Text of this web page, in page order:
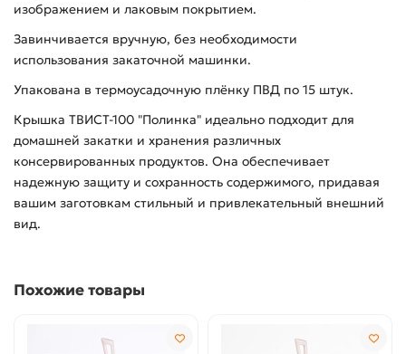
изображением и лаковым покрытием.
Завинчивается вручную, без необходимости
использования закаточной машинки.
Упакована в термоусадочную плёнку ПВД по 15 штук.
Крышка ТВИСТ-100 "Полинка" идеально подходит для
домашней закатки и хранения различных
консервированных продуктов. Она обеспечивает
надежную защиту и сохранность содержимого, придавая
вашим заготовкам стильный и привлекательный внешний
вид.
Похожие товары